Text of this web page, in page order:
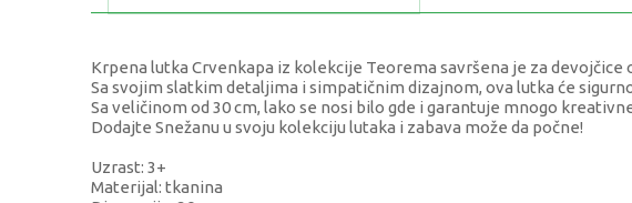
Krpena lutka Crvenkapa iz kolekcije Teorema savršena je za devojčice
Sa svojim slatkim detaljima i simpatičnim dizajnom, ova lutka će
Sa veličinom od 30 cm, lako se nosi bilo gde i garantuje mnogo
Dodajte Snežanu u svoju kolekciju lutaka i zabava može da počne!
Uzrast: 3+
Materijal: tkanina